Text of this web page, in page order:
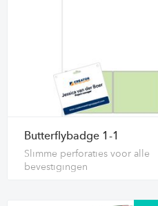
Butterflybadge 1-1
Slimme perforaties voor alle
bevestigingen